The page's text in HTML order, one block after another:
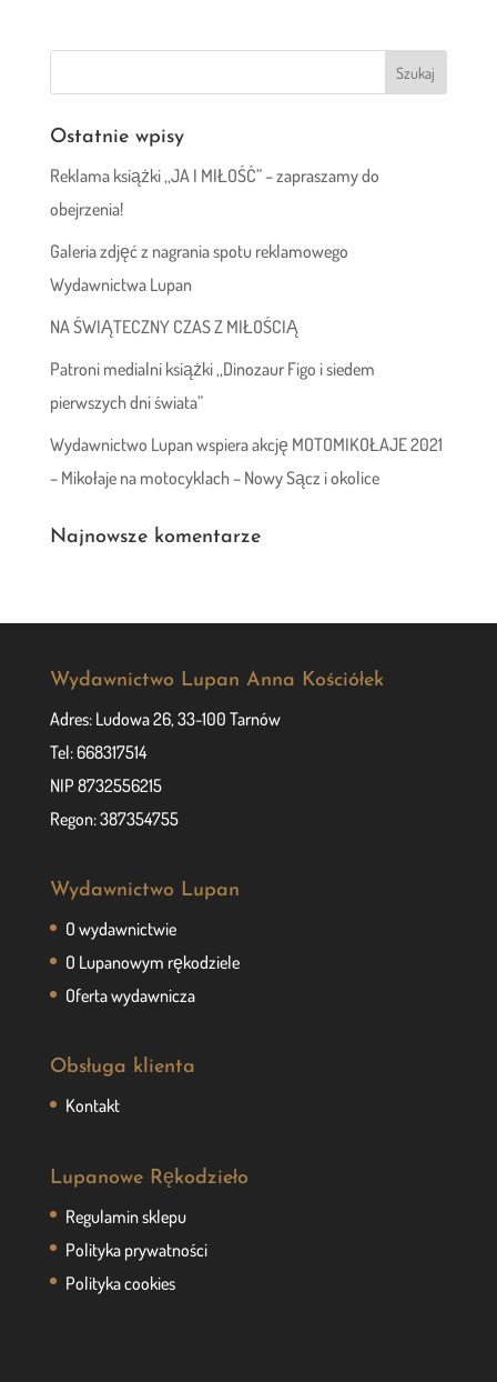
Ostatnie wpisy
Reklama książki ,,JA I MIŁOŚĆ” – zapraszamy do
obejrzenia!
Galeria zdjęć z nagrania spotu reklamowego
Wydawnictwa Lupan
NA ŚWIĄTECZNY CZAS Z MIŁOŚCIĄ
Patroni medialni książki ,,Dinozaur Figo i siedem
pierwszych dni świata”
Wydawnictwo Lupan wspiera akcję MOTOMIKOŁAJE 2021
– Mikołaje na motocyklach – Nowy Sącz i okolice
Najnowsze komentarze
Wydawnictwo Lupan Anna Kościółek
Adres: Ludowa 26, 33-100 Tarnów
Tel: 668317514
NIP 8732556215
Regon: 387354755
Wydawnictwo Lupan
O wydawnictwie
O Lupanowym rękodziele
Oferta wydawnicza
Obsługa klienta
Kontakt
Lupanowe Rękodzieło
Regulamin sklepu
Polityka prywatności
Polityka cookies